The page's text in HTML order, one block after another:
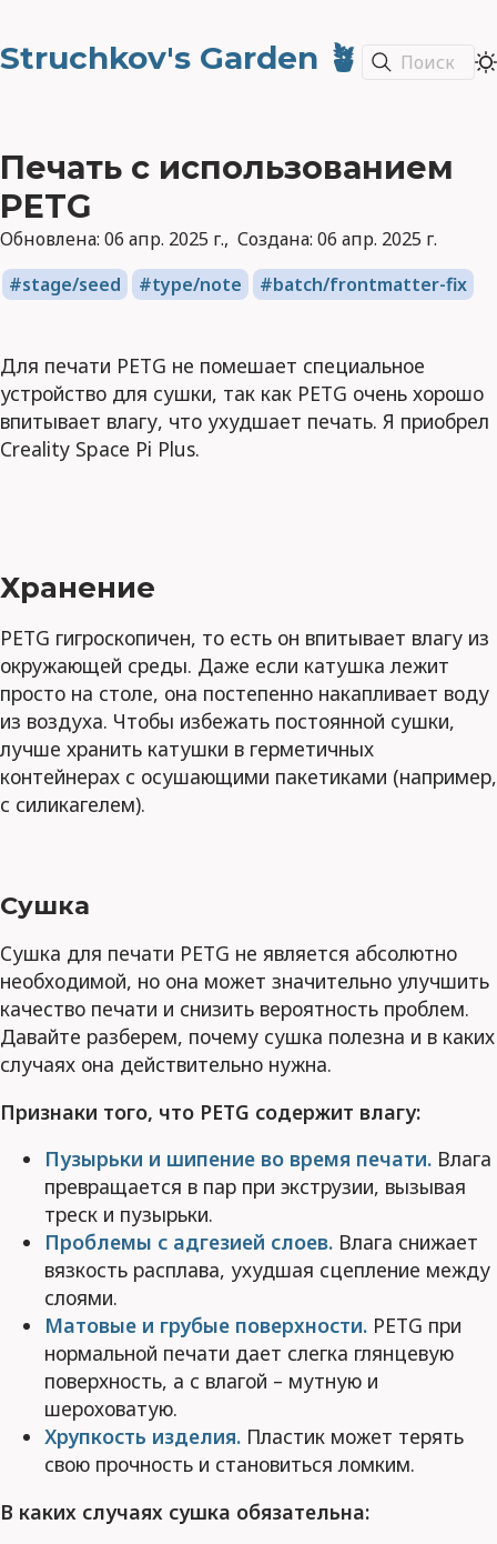
Struchkov's Garden 🪴 Поиск
Печать с использованием
PETG
Обновлена: 06 апр. 2025 г. Создана: 06 апр. 2025 г.
stage/seed
type/note batch/frontmatter-fix
Для печати PETG не помешает специальное
устройство для сушки, так как PETG очень хорошо
впитывает влагу, что ухудшает печать. Я приобрел
Creality Space Pi Plus.
Хранение
PETG гигроскопичен, то есть он впитывает влагу из
окружающей среды. Даже если катушка лежит
просто на столе, она постепенно накапливает воду
из воздуха. Чтобы избежать постоянной сушки,
лучше хранить катушки в герметичных
контейнерах с осушающими пакетиками (например,
с силикагелем).
Сушка
Сушка для печати PETG не является абсолютно
необходимой, но она может значительно улучшить
качество печати и снизить вероятность проблем.
Давайте разберем, почему сушка полезна и в каких
случаях она действительно нужна.
Признаки того, что PETG содержит влагу:
Пузырьки и шипение во время печати. Влага
превращается в пар при экструзии, вызывая
треск и пузырьки.
Проблемы с адгезией слоев. Влага снижает
вязкость расплава, ухудшая сцепление между
слоями.
Матовые и грубые поверхности. PETG при
нормальной печати дает слегка глянцевую
поверхность, а с влагой – мутную и
шероховатую.
Хрупкость изделия. Пластик может терять
свою прочность и становиться ломким.
В каких случаях сушка обязательна: